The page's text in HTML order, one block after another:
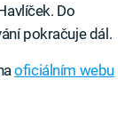
Do
pokračuje dál.
oficiálním webu